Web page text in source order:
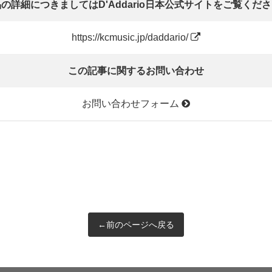
詳細につきましてはD'Addario日本公式サイトをご覧くだ
https://kcmusic.jp/daddario/
この記事に関するお問い合わせ
お問い合わせフォーム
←前のページへ戻る